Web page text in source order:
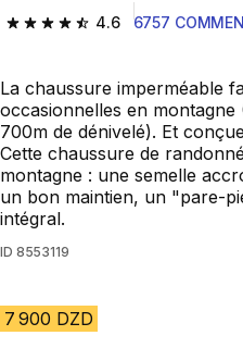
4.6
4.6 out of 5 stars from 6757
6757
La chaussure imperméable
occasionnelles en
700m de dénivelé). Et
Cette chaussure de
montagne : une semelle
un bon maintien, un "pare-
intégral.
ID 8553119
7 900 DZD